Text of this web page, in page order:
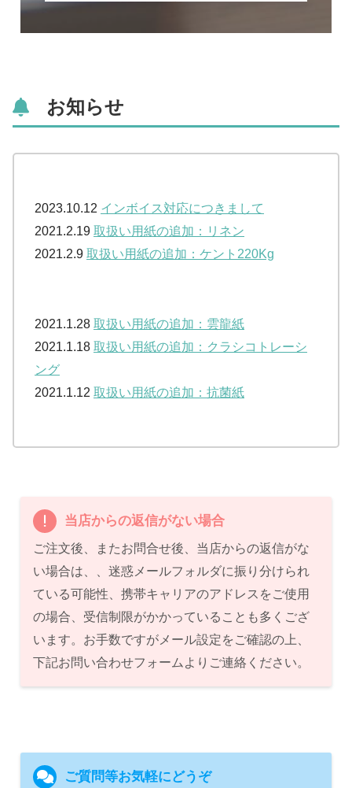
お知らせ
2023.10.12 インボイス対応につきまして
2021.2.19 取扱い用紙の追加：リネン
2021.2.9 取扱い用紙の追加：ケント220Kg
2021.1.28 取扱い用紙の追加：雲龍紙
2021.1.18 取扱い用紙の追加：クラシコトレーシ
ング
2021.1.12 取扱い用紙の追加：抗菌紙
当店からの返信がない場合
ご注文後、またお問合せ後、当店からの返信がな
い場合は、、迷惑メールフォルダに振り分けられ
ている可能性、携帯キャリアのアドレスをご使用
の場合、受信制限がかかっていることも多くござ
います。お手数ですがメール設定をご確認の上、
下記お問い合わせフォームよりご連絡ください。
ご質問等お気軽にどうぞ